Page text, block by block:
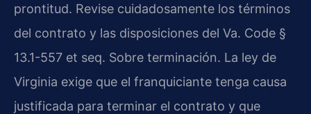
prontitud. Revise cuidadosamente los términos
del contrato y las disposiciones del Va. Code §
13.1-557 et seq. Sobre terminación. La ley de
Virginia exige que el franquiciante tenga causa
justificada para terminar el contrato y que